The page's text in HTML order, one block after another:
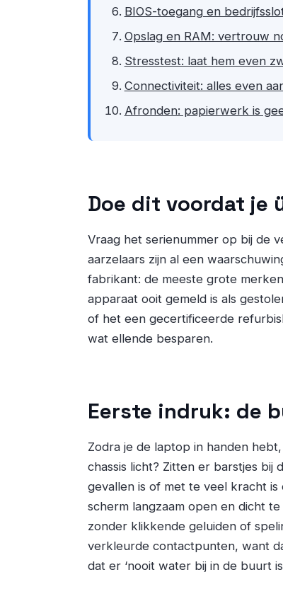
BIOS-toegang en
Opslag en RAM: vertrouw
Stresstest: laat hem even
Connectiviteit: alles even
Afronden: papierwerk is
Doe dit voordat je
Vraag het serienummer op bij de
aarzelaars zijn al een
fabrikant: de meeste grote
apparaat ooit gemeld is als
of het een gecertificeerde
wat ellende besparen.
Eerste indruk: de
Zodra je de laptop in handen
chassis licht? Zitten er barstjes bij
gevallen is of met te veel kracht
scherm langzaam open en dicht
zonder klikkende geluiden of
verkleurde contactpunten, want
dat er ‘nooit water bij in de buurt is